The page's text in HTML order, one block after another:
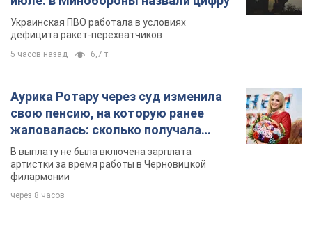
певица
артистки за время работы в Черновицкой
филармонии
через 8 часов